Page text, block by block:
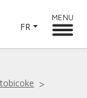
FR
MENU